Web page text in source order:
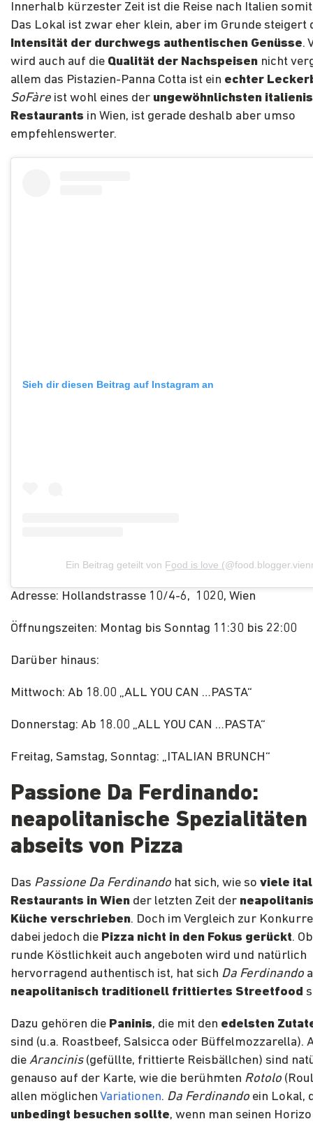
Innerhalb kürzester Zeit ist die Reise nach Italien
Das Lokal ist zwar eher klein, aber im Grunde steigert
Intensität der durchwegs authentischen Genüsse.
wird auch auf die Qualität der Nachspeisen nicht
allem das Pistazien-Panna Cotta ist ein echter
SoFàre ist wohl eines der ungewöhnlichsten
Restaurants in Wien, ist gerade deshalb aber umso
empfehlenswerter.
Sieh dir diesen Beitrag auf Instagram an
Ein Beitrag geteilt von F͟o͟o͟d͟ i͟s͟ l͟o͟v͟e͟
Adresse: Hollandstrasse 10/4-6, 1020, Wien
Öffnungszeiten: Montag bis Sonntag 11:30 bis 22:00
Darüber hinaus:
Mittwoch: Ab 18.00 „ALL YOU CAN …PASTA“
Donnerstag: Ab 18.00 „ALL YOU CAN …PASTA“
Freitag, Samstag, Sonntag: „ITALIAN BRUNCH“
Passione Da Ferdinando:
neapolitanische Spezialitäten
abseits von Pizza
Das Passione Da Ferdinando hat sich, wie so viele
Restaurants in Wien der letzten Zeit der
Küche verschrieben. Doch im Vergleich zur
dabei jedoch die Pizza nicht in den Fokus gerückt.
runde Köstlichkeit auch angeboten wird und natürlich
hervorragend authentisch ist, hat sich Da Ferdinando
neapolitanisch traditionell frittiertes Streetfood
Dazu gehören die Paninis, die mit den edelsten
sind (u.a. Roastbeef, Salsicca oder Büffelmozzarella).
die Arancinis(gefüllte, frittierte Reisbällchen) sind
genauso auf der Karte, wie die berühmten Rotolo
allen möglichen Variationen. Da Ferdinando ein Lokal,
unbedingt besuchen sollte, wenn man seinen